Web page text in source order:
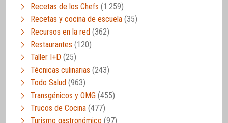
Recetas de los Chefs (1.259)
Recetas y cocina de escuela (35)
Recursos en la red (362)
Restaurantes (120)
Taller I+D (25)
Técnicas culinarias (243)
Todo Salud (963)
Transgénicos y OMG (455)
Trucos de Cocina (477)
Turismo gastronómico (97)